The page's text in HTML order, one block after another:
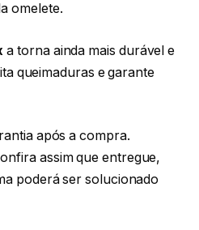
omelete.
a torna ainda mais durável e
queimaduras e garante
após a compra.
assim que entregue,
poderá ser solucionado